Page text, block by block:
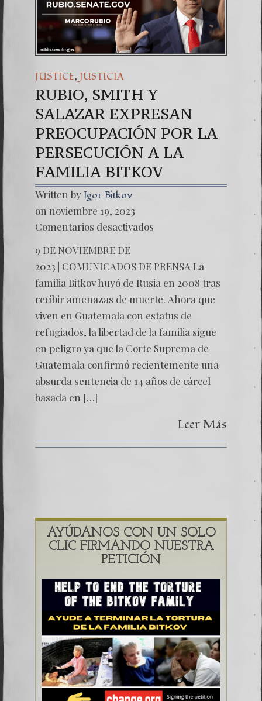
Una
7.
JUSTICE, JUSTICIA
RUBIO, SMITH Y
SALAZAR EXPRESAN
PREOCUPACIÓN POR LA
PERSECUCIÓN A LA
FAMILIA BITKOV
Written by Igor Bitkov
on noviembre 19, 2023
Comentarios desactivados
9 DE NOVIEMBRE DE
2023 | COMUNICADOS DE PRENSA La
familia Bitkov huyó de Rusia en 2008 tras
recibir amenazas de muerte. Ahora que
viven en Guatemala con estatus de
refugiados, la libertad de la familia sigue
en peligro ya que la Corte Suprema de
Guatemala confirmó recientemente una
absurda sentencia de 14 años de cárcel
basada en […]
Leer Más
AYÚDANOS CON UN SOLO
CLIC FIRMANDO NUESTRA
PETICIÓN